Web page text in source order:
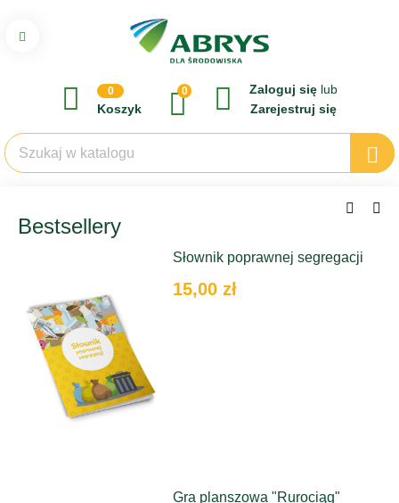
0
Koszyk
0 Zaloguj się lub
Zarejestruj się
Bestsellery
Słownik poprawnej segregacji
15,00 zł
Gra planszowa "Rurociąg"